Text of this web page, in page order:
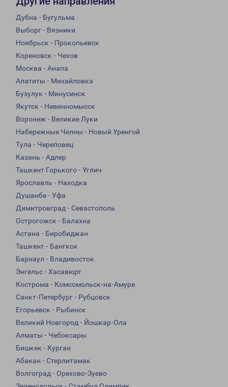
Дубна - Бугульма
Выборг - Вязники
Ноябрьск - Прокопьевск
Кореновск - Чехов
Москва - Анапа
Апатиты - Михайловка
Бузулук - Минусинск
Якутск - Невинномысск
Воронеж - Великие Луки
Набережные Челны - Новый Уренгой
Тула - Череповец
Казань - Адлер
Ташкент Горького - Углич
Ярославль - Находка
Душанбе - Уфа
Димитровград - Севастополь
Острогожск - Балахна
Астана - Биробиджан
Ташкент - Бангкок
Барнаул - Владивосток
Энгельс - Хасавюрт
Кострома - Комсомольск-на-Амуре
Санкт-Петербург - Рубцовск
Егорьевск - Рыбинск
Великий Новгород - Йошкар-Ола
Алматы - Чебоксары
Бишкек - Курган
Абакан - Стерлитамак
Волгоград - Орехово-Зуево